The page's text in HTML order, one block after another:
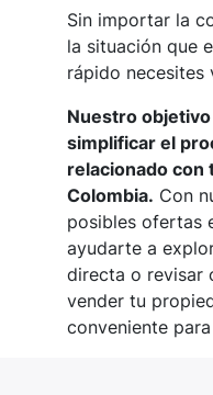
Sin importar la
la situación que
rápido necesites
Nuestro
simplificar el
relacionado con
Colombia. Con
posibles ofertas
ayudarte a
directa o revisar
vender tu
conveniente